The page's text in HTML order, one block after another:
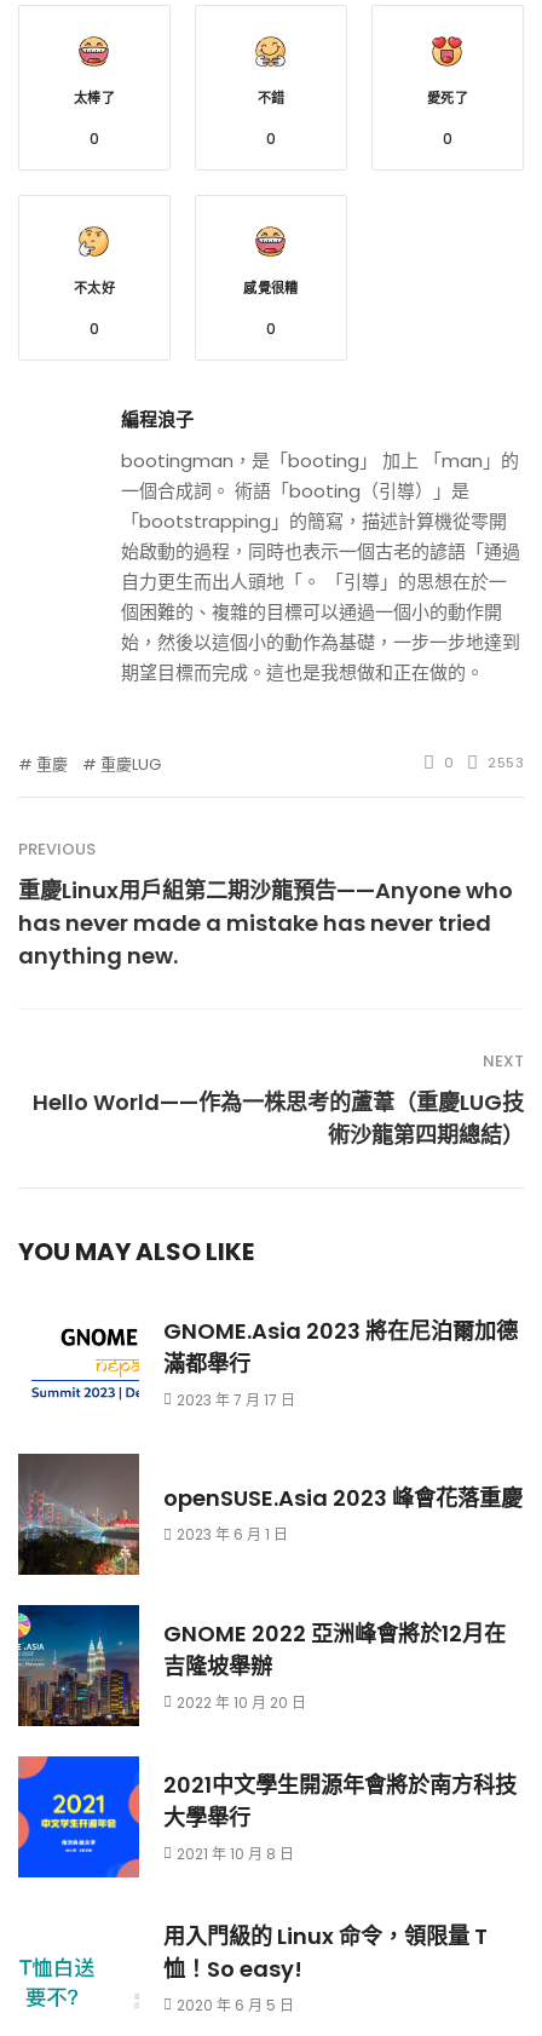
太棒了
0
不錯
0
愛死了
0
不太好
0
感覺很糟
0
編程浪子
bootingman，是「booting」 加上 「man」的
一個合成詞。 術語「booting（引導）」是
「bootstrapping」的簡寫，描述計算機從零開
始啟動的過程，同時也表示一個古老的諺語「通過
自力更生而出人頭地「。 「引導」的思想在於一
個困難的、複雜的目標可以通過一個小的動作開
始，然後以這個小的動作為基礎，一步一步地達到
期望目標而完成。這也是我想做和正在做的。
重慶 重慶LUG 0 2553
PREVIOUS
重慶Linux用戶組第二期沙龍預告——Anyone who
has never made a mistake has never tried
anything new.
NEXT
Hello World——作為一株思考的蘆葦（重慶LUG技
術沙龍第四期總結）
YOU MAY ALSO LIKE
GNOME.Asia 2023 將在尼泊爾加德
滿都舉行
2023 年 7 月 17 日
openSUSE.Asia 2023 峰會花落重慶
2023 年 6 月 1 日
GNOME 2022 亞洲峰會將於12月在
吉隆坡舉辦
2022 年 10 月 20 日
2021中文學生開源年會將於南方科技
大學舉行
2021 年 10 月 8 日
用入門級的 Linux 命令，領限量 T
恤！So easy!
2020 年 6 月 5 日